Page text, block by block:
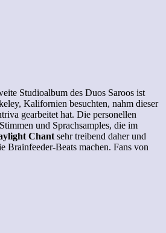
Studioalbum des Duos Saroos ist
Kalifornien besuchten, nahm dieser
gearbeitet hat. Die personellen
und Sprachsamples, die im
Chant sehr treibend daher und
Brainfeeder-Beats machen. Fans von